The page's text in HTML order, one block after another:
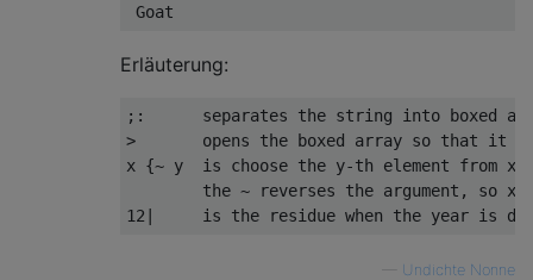
Erläuterung:
;:      separates the string into boxed
>       opens the boxed array so that it
x {~ y  is choose the y-th element from x.
the ~ reverses the argument, so x
Undichte Nonne